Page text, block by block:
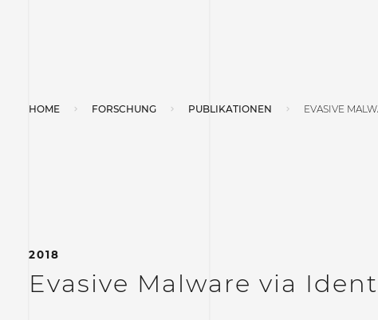
HOME FORSCHUNG PUBLIKATIONEN EVASIVE
2018
Evasive Malware via